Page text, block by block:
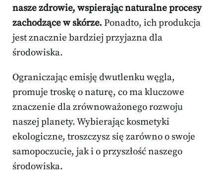
nasze zdrowie, wspierając naturalne procesy
zachodzące w skórze. Ponadto, ich produkcja
jest znacznie bardziej przyjazna dla
środowiska.
Ograniczając emisję dwutlenku węgla,
promuje troskę o naturę, co ma kluczowe
znaczenie dla zrównoważonego rozwoju
naszej planety. Wybierając kosmetyki
ekologiczne, troszczysz się zarówno o swoje
samopoczucie, jak i o przyszłość naszego
środowiska.